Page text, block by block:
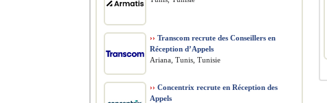
›› Transcom recrute des Conseillers en
Réception d’Appels
Ariana, Tunis, Tunisie
›› Concentrix recrute en Réception des
Appels